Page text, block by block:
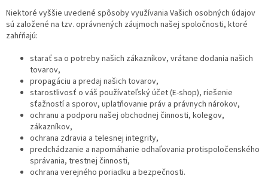
Niektoré vyššie uvedené spôsoby využívania Vašich osobných údajov
sú založené na tzv. oprávnených záujmoch našej spoločnosti, ktoré
zahŕňajú:
starať sa o potreby našich zákazníkov, vrátane dodania našich
tovarov,
propagáciu a predaj našich tovarov,
starostlivosť o váš používateľský účet (E-shop), riešenie
sťažností a sporov, uplatňovanie práv a právnych nárokov,
ochranu a podporu našej obchodnej činnosti, kolegov,
zákazníkov,
ochrana zdravia a telesnej integrity,
predchádzanie a napomáhanie odhaľovania protispoločenského
správania, trestnej činnosti,
ochrana verejného poriadku a bezpečnosti.